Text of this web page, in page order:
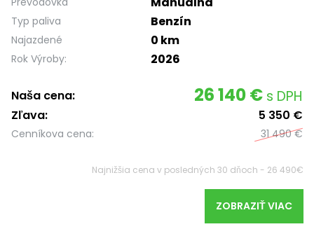
Typ paliva Benzín
Najazdené 0 km
Rok Výroby: 2026
Naša cena: 26 140 € s DPH
Zľava: 5 350 €
Cenníkova cena: 31 490 €
Najnižšia cena v posledných 30 dňoch - 26 490€
ZOBRAZIŤ VIAC